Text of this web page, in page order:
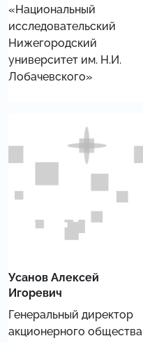
«Национальный
исследовательский
Нижегородский
университет им. Н.И.
Лобачевского»
Усанов Алексей
Игоревич
Генеральный директор
акционерного общества